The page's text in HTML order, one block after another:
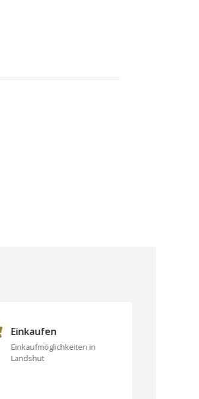
Einkaufen
Einkaufmöglichkeiten in
Landshut